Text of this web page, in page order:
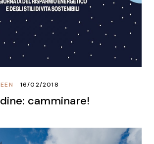
16/02/2018
camminare!